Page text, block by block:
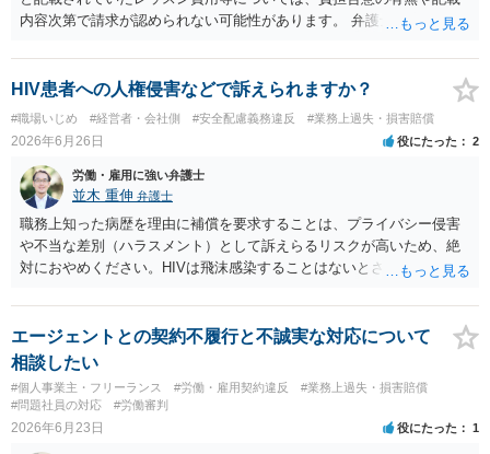
退時の扱いについて親権者に説明されていたかも確認すべきです。 現
時点では、安易に支払義務を認めず、契約書、募集記事、LINE等を保
存したうえで、請求費目、金額、根拠資料の明示を求めるのがよいと
思います。回答前に弁護士へ相談することをおすすめします。
内容次第で請求が認められない可能性があります。 弁護士対応を示唆
相談されることをおすすめします。
HIV患者への人権侵害などで訴えられますか？
#職場いじめ #経営者・会社側 #安全配慮義務違反 #業務上過失・損害賠償
2026年6月26日 役にたった 2
労働・雇用に強い弁護士
並木 重伸 弁護士
職務上知った病歴を理由に補償を要求することは、プライバシー侵害
や不当な差別（ハラスメント）として訴えらるリスクが高いため、絶
対におやめください。HIVは飛沫感染することはないとされています。
について、一般的な衛生問題として会社に相談されることをお勧めし
ます。
エージェントとの契約不履行と不誠実な対応について
相談したい
#個人事業主・フリーランス #労働・雇用契約違反
#業務上過失・損害賠償
#問題社員の対応
#労働審判
2026年6月23日 役にたった 1